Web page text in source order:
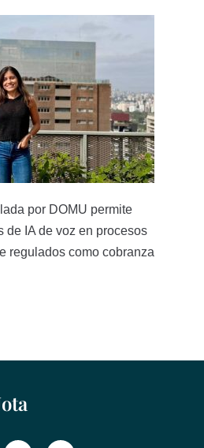
por DOMU permite
de IA de voz en procesos
regulados como cobranza